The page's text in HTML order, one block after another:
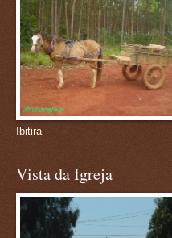
Ibitira
Vista da Igreja